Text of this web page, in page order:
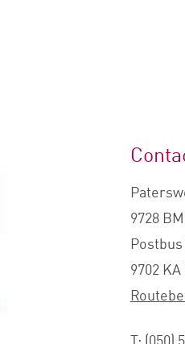
9728
Postbus
9702
T: (050)